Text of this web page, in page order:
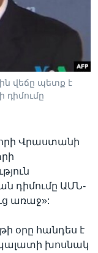
վեճը պետք է
դիմումը
Վրաստանի
դիմումը ԱՄՆ-
առաջ»:
օրը հանդես է
պալատի խոսնակ